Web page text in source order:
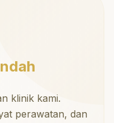
klinik kami.
perawatan, dan